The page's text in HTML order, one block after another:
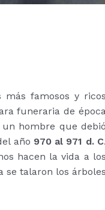
famosos y
funeraria de
hombre que
año 970 al 971 d. C
hacen la vida a
se talaron los